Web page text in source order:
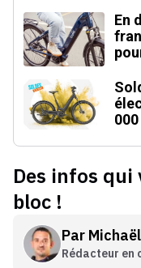
En
Des infos qui
bloc !
Par
Rédacteur en